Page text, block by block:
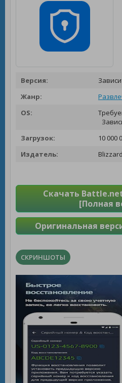
Версия:
Жанр:
OS:
Загрузок:
10 000
Издатель:
Скачать
[Полная
Оригинальная
СКРИНШОТЫ